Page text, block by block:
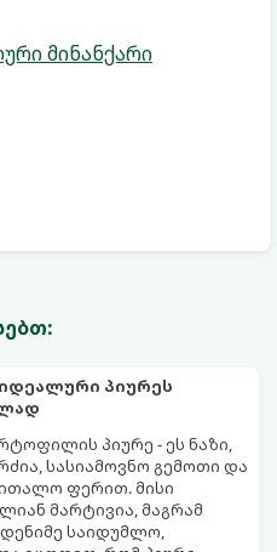
მინანქარი
პიურეს
პიურე - ეს ნაზი,
სასიამოვნო გემოთი და
ფერით. მისი
მარტივია, მაგრამ
საიდუმლო,